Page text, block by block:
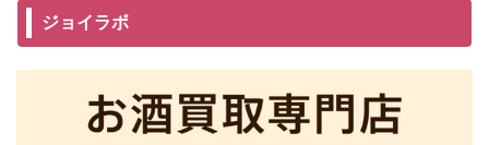
ジョイラボ